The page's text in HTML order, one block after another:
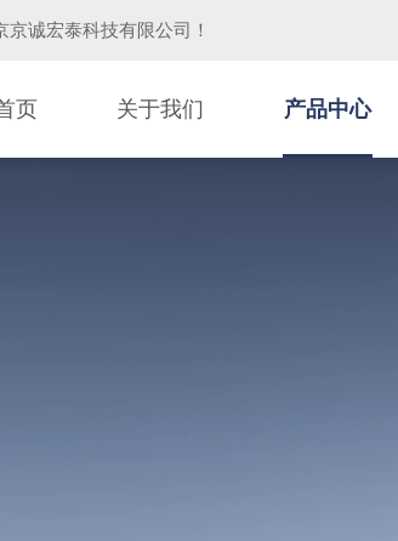
京诚宏泰科技有限公司 ！
页 关于我们 产品中心